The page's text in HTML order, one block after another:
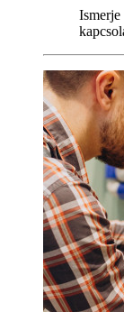
Ismerje